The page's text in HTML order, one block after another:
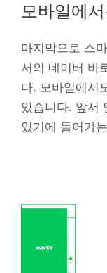
모바일에
마지막으로 스
서의 네이버 바
다. 모바일에서
있습니다. 앞서
있기에 들어가